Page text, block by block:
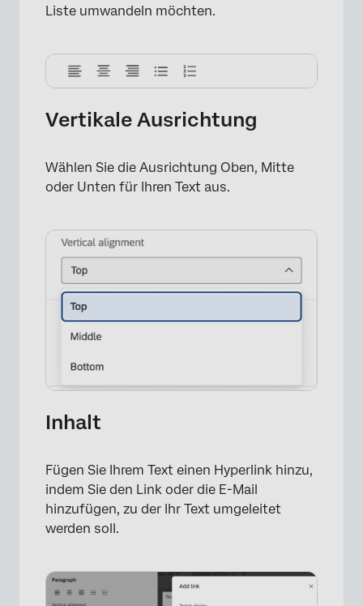
×
×
Liste umwandeln möchten.
Vertikale Ausrichtung
Wählen Sie die Ausrichtung Oben, Mitte
oder Unten für Ihren Text aus.
Inhalt
Fügen Sie Ihrem Text einen Hyperlink hinzu,
indem Sie den Link oder die E-Mail
hinzufügen, zu der Ihr Text umgeleitet
werden soll.